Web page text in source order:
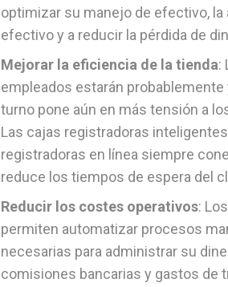
optimizar su manejo de efectivo,
efectivo y a reducir la pérdida de
Mejorar la eficiencia de la tienda:
empleados estarán probablemente
turno pone aún en más tensión a
Las cajas registradoras
registradoras en línea siempre
reduce los tiempos de espera del
Reducir los costes operativos:
permiten automatizar procesos
necesarias para administrar su
comisiones bancarias y gastos de